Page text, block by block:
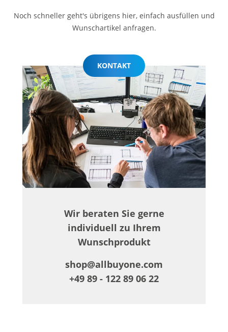
Noch schneller geht's übrigens hier, einfach ausfüllen und
Wunschartikel anfragen.
KONTAKT
Wir beraten Sie gerne
individuell zu Ihrem
Wunschprodukt
shop@allbuyone.com
+49 89 - 122 89 06 22